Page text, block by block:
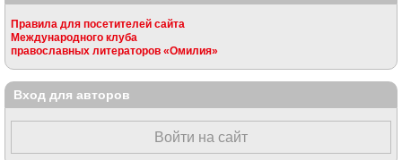
Правила для посетителей сайта
Международного клуба
православных литераторов «Омилия»
Вход для авторов
Войти на сайт